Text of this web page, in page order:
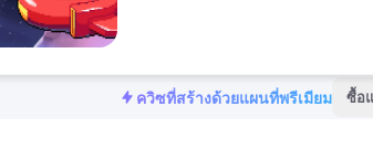
ควิซที่สร้างด้วยแผนที่พรีเมียม ซื้อ